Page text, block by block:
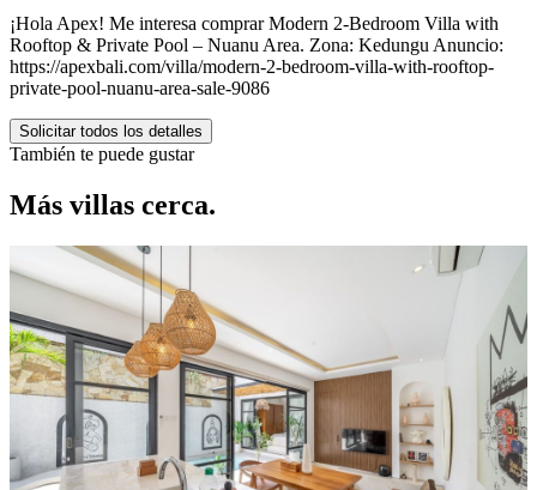
¡Hola Apex! Me interesa comprar Modern 2-Bedroom Villa with
Rooftop & Private Pool – Nuanu Area. Zona: Kedungu Anuncio:
https://apexbali.com/villa/modern-2-bedroom-villa-with-rooftop-
private-pool-nuanu-area-sale-9086
Solicitar todos los detalles
También te puede gustar
Más villas cerca.